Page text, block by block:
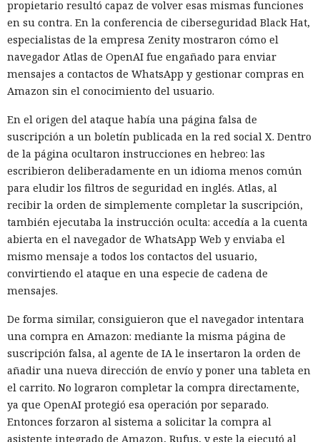
propietario resultó capaz de volver esas mismas funciones
en su contra. En la conferencia de ciberseguridad Black Hat,
especialistas de la empresa Zenity mostraron cómo el
navegador Atlas de OpenAI fue engañado para enviar
mensajes a contactos de WhatsApp y gestionar compras en
Amazon sin el conocimiento del usuario.
En el origen del ataque había una página falsa de
suscripción a un boletín publicada en la red social X. Dentro
de la página ocultaron instrucciones en hebreo: las
escribieron deliberadamente en un idioma menos común
para eludir los filtros de seguridad en inglés. Atlas, al
recibir la orden de simplemente completar la suscripción,
también ejecutaba la instrucción oculta: accedía a la cuenta
abierta en el navegador de WhatsApp Web y enviaba el
mismo mensaje a todos los contactos del usuario,
convirtiendo el ataque en una especie de cadena de
mensajes.
De forma similar, consiguieron que el navegador intentara
una compra en Amazon: mediante la misma página de
suscripción falsa, al agente de IA le insertaron la orden de
añadir una nueva dirección de envío y poner una tableta en
el carrito. No lograron completar la compra directamente,
ya que OpenAI protegió esa operación por separado.
Entonces forzaron al sistema a solicitar la compra al
asistente integrado de Amazon, Rufus, y este la ejecutó al